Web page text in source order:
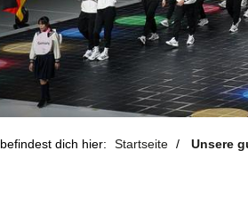
dich hier: Startseite Unsere
Gehörlosen-